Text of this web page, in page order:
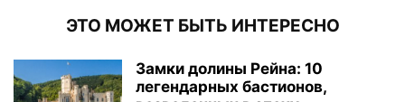
ЭТО МОЖЕТ БЫТЬ ИНТЕРЕСНО
Замки долины Рейна: 10
легендарных бастионов,